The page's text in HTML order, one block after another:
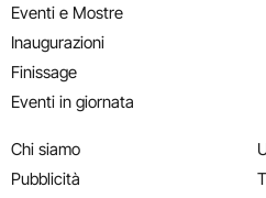
Eventi e Mostre
Inaugurazioni
Finissage
Eventi in giornata
Chi siamo
Pubblicità